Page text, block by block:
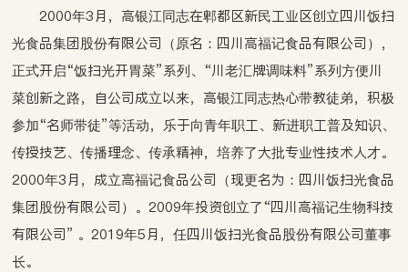
2000年3月，高银江同志在郫都区新民工业区创立四川饭扫
光食品集团股份有限公司（原名：四川高福记食品有限公司），
正式开启“饭扫光开胃菜”系列、“川老汇牌调味料”系列方便川
菜创新之路，自公司成立以来，高银江同志热心带教徒弟，积极
参加“名师带徒”等活动，乐于向青年职工、新进职工普及知识、
传授技艺、传播理念、传承精神，培养了大批专业性技术人才。
2000年3月，成立高福记食品公司（现更名为：四川饭扫光食品
集团股份有限公司）。2009年投资创立了“四川高福记生物科技
有限公司” 。2019年5月，任四川饭扫光食品股份有限公司董事
长。